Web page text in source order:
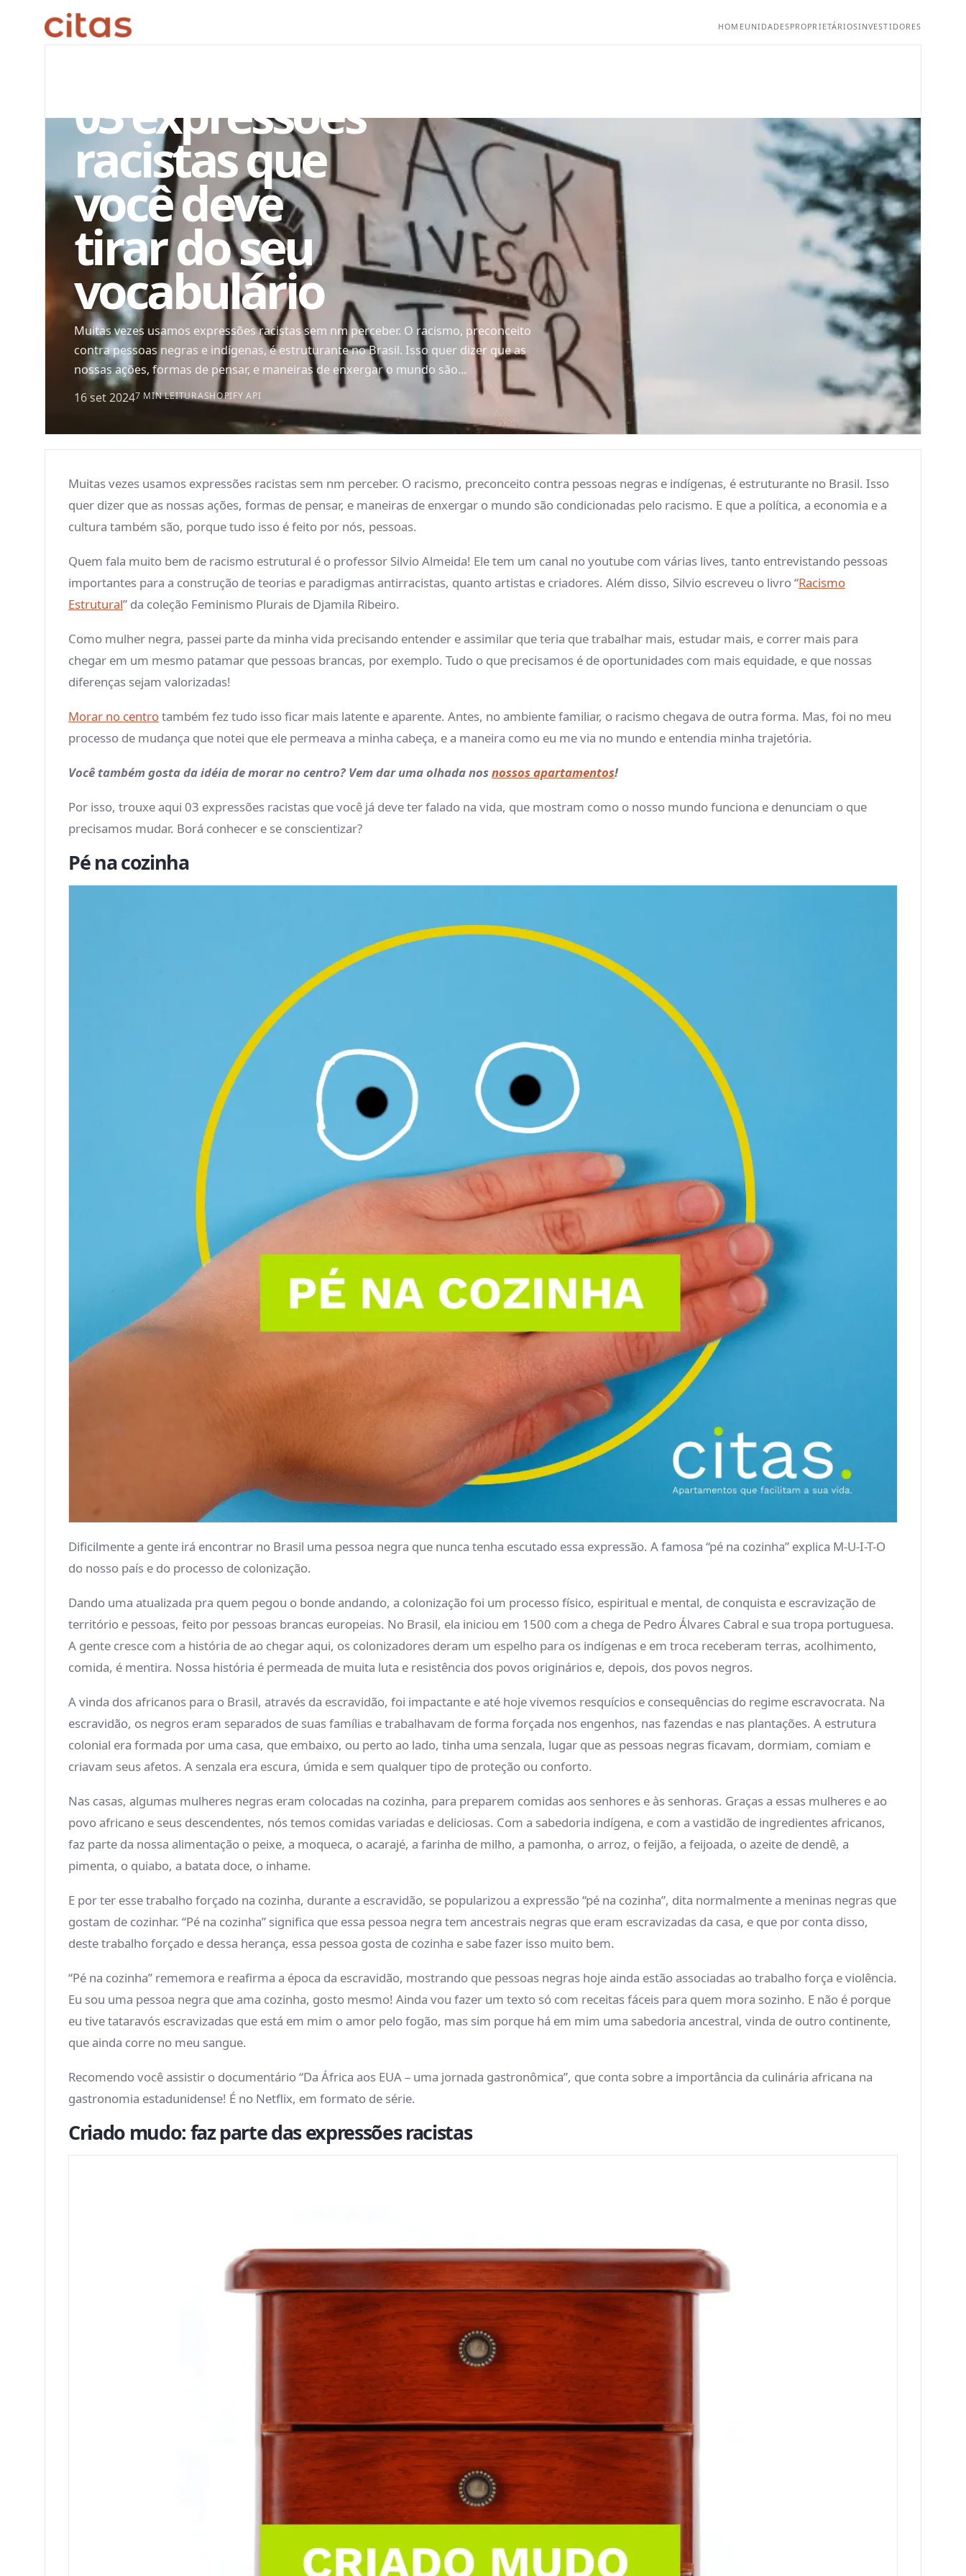
HOMEUNIDADESPROPRIETÁRIOSINVESTIDORES
03 expressões
racistas que
você deve
tirar do seu
vocabulário
Muitas vezes usamos expressões racistas sem nm perceber. O racismo, preconceito
contra pessoas negras e indígenas, é estruturante no Brasil. Isso quer dizer que as
nossas ações, formas de pensar, e maneiras de enxergar o mundo são...
16 set 20247 MIN LEITURASHOPIFY API
Muitas vezes usamos expressões racistas sem nm perceber. O racismo, preconceito contra pessoas negras e indígenas, é estruturante no Brasil. Isso
quer dizer que as nossas ações, formas de pensar, e maneiras de enxergar o mundo são condicionadas pelo racismo. E que a política, a economia e a
cultura também são, porque tudo isso é feito por nós, pessoas.
Quem fala muito bem de racismo estrutural é o professor Silvio Almeida! Ele tem um canal no youtube com várias lives, tanto entrevistando pessoas
importantes para a construção de teorias e paradigmas antirracistas, quanto artistas e criadores. Além disso, Silvio escreveu o livro “Racismo
Estrutural” da coleção Feminismo Plurais de Djamila Ribeiro.
Como mulher negra, passei parte da minha vida precisando entender e assimilar que teria que trabalhar mais, estudar mais, e correr mais para
chegar em um mesmo patamar que pessoas brancas, por exemplo. Tudo o que precisamos é de oportunidades com mais equidade, e que nossas
diferenças sejam valorizadas!
Morar no centrotambém fez tudo isso ficar mais latente e aparente. Antes, no ambiente familiar, o racismo chegava de outra forma. Mas, foi no meu
processo de mudança que notei que ele permeava a minha cabeça, e a maneira como eu me via no mundo e entendia minha trajetória.
Você também gosta da idéia de morar no centro? Vem dar uma olhada nosnossos apartamentos!
Por isso, trouxe aqui 03 expressões racistas que você já deve ter falado na vida, que mostram como o nosso mundo funciona e denunciam o que
precisamos mudar. Borá conhecer e se conscientizar?
Pé na cozinha
Dificilmente a gente irá encontrar no Brasil uma pessoa negra que nunca tenha escutado essa expressão. A famosa “pé na cozinha” explica M-U-I-T-O
do nosso país e do processo de colonização.
Dando uma atualizada pra quem pegou o bonde andando, a colonização foi um processo físico, espiritual e mental, de conquista e escravização de
território e pessoas, feito por pessoas brancas europeias. No Brasil, ela iniciou em 1500 com a chega de Pedro Álvares Cabral e sua tropa portuguesa.
A gente cresce com a história de ao chegar aqui, os colonizadores deram um espelho para os indígenas e em troca receberam terras, acolhimento,
comida, é mentira. Nossa história é permeada de muita luta e resistência dos povos originários e, depois, dos povos negros.
A vinda dos africanos para o Brasil, através da escravidão, foi impactante e até hoje vivemos resquícios e consequências do regime escravocrata. Na
escravidão, os negros eram separados de suas famílias e trabalhavam de forma forçada nos engenhos, nas fazendas e nas plantações. A estrutura
colonial era formada por uma casa, que embaixo, ou perto ao lado, tinha uma senzala, lugar que as pessoas negras ficavam, dormiam, comiam e
criavam seus afetos. A senzala era escura, úmida e sem qualquer tipo de proteção ou conforto.
Nas casas, algumas mulheres negras eram colocadas na cozinha, para preparem comidas aos senhores e às senhoras. Graças a essas mulheres e ao
povo africano e seus descendentes, nós temos comidas variadas e deliciosas. Com a sabedoria indígena, e com a vastidão de ingredientes africanos,
faz parte da nossa alimentação o peixe, a moqueca, o acarajé, a farinha de milho, a pamonha, o arroz, o feijão, a feijoada, o azeite de dendê, a
pimenta, o quiabo, a batata doce, o inhame.
E por ter esse trabalho forçado na cozinha, durante a escravidão, se popularizou a expressão “pé na cozinha”, dita normalmente a meninas negras que
gostam de cozinhar. “Pé na cozinha” significa que essa pessoa negra tem ancestrais negras que eram escravizadas da casa, e que por conta disso,
deste trabalho forçado e dessa herança, essa pessoa gosta de cozinha e sabe fazer isso muito bem.
“Pé na cozinha” rememora e reafirma a época da escravidão, mostrando que pessoas negras hoje ainda estão associadas ao trabalho força e violência.
Eu sou uma pessoa negra que ama cozinha, gosto mesmo! Ainda vou fazer um texto só com receitas fáceis para quem mora sozinho. E não é porque
eu tive tataravós escravizadas que está em mim o amor pelo fogão, mas sim porque há em mim uma sabedoria ancestral, vinda de outro continente,
que ainda corre no meu sangue.
Recomendo você assistir o documentário “Da África aos EUA – uma jornada gastronômica”, que conta sobre a importância da culinária africana na
gastronomia estadunidense! É no Netflix, em formato de série.
Criado mudo: faz parte das expressões racistas